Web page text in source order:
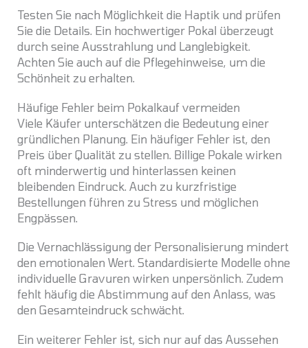
Testen Sie nach Möglichkeit die Haptik und prüfen
Sie die Details. Ein hochwertiger Pokal überzeugt
durch seine Ausstrahlung und Langlebigkeit.
Achten Sie auch auf die Pflegehinweise, um die
Schönheit zu erhalten.
Häufige Fehler beim Pokalkauf vermeiden
Viele Käufer unterschätzen die Bedeutung einer
gründlichen Planung. Ein häufiger Fehler ist, den
Preis über Qualität zu stellen. Billige Pokale wirken
oft minderwertig und hinterlassen keinen
bleibenden Eindruck. Auch zu kurzfristige
Bestellungen führen zu Stress und möglichen
Engpässen.
Die Vernachlässigung der Personalisierung mindert
den emotionalen Wert. Standardisierte Modelle ohne
individuelle Gravuren wirken unpersönlich. Zudem
fehlt häufig die Abstimmung auf den Anlass, was
den Gesamteindruck schwächt.
Ein weiterer Fehler ist, sich nur auf das Aussehen